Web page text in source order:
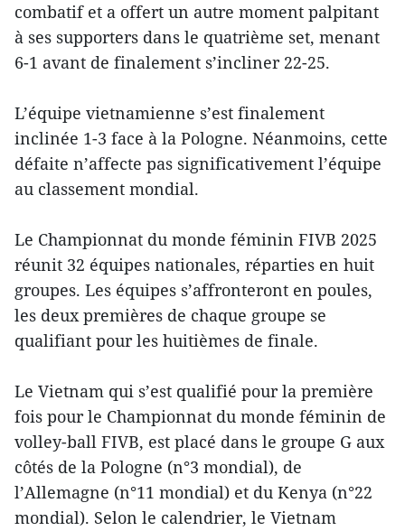
combatif et a offert un autre moment palpitant
à ses supporters dans le quatrième set, menant
6-1 avant de finalement s’incliner 22-25.
L’équipe vietnamienne s’est finalement
inclinée 1-3 face à la Pologne. Néanmoins, cette
défaite n’affecte pas significativement l’équipe
au classement mondial.
Le Championnat du monde féminin FIVB 2025
réunit 32 équipes nationales, réparties en huit
groupes. Les équipes s’affronteront en poules,
les deux premières de chaque groupe se
qualifiant pour les huitièmes de finale.
Le Vietnam qui s’est qualifié pour la première
fois pour le Championnat du monde féminin de
volley-ball FIVB, est placé dans le groupe G aux
côtés de la Pologne (n°3 mondial), de
l’Allemagne (n°11 mondial) et du Kenya (n°22
mondial). Selon le calendrier, le Vietnam